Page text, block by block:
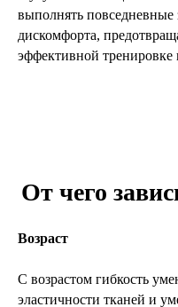
выполнять повседневные
дискомфорта,
эффективной
От чего
Возраст
С возрастом гибкость
эластичности тканей и